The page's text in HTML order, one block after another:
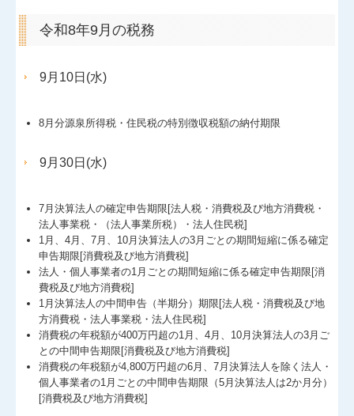
令和8年9月の税務
9月10日(水)
8月分源泉所得税・住民税の特別徴収税額の納付期限
9月30日(水)
7月決算法人の確定申告期限[法人税・消費税及び地方消費税・
法人事業税・（法人事業所税）・法人住民税]
1月、4月、7月、10月決算法人の3月ごとの期間短縮に係る確定
申告期限[消費税及び地方消費税]
法人・個人事業者の1月ごとの期間短縮に係る確定申告期限[消
費税及び地方消費税]
1月決算法人の中間申告（半期分）期限[法人税・消費税及び地
方消費税・法人事業税・法人住民税]
消費税の年税額が400万円超の1月、4月、10月決算法人の3月ご
との中間申告期限[消費税及び地方消費税]
消費税の年税額が4,800万円超の6月、7月決算法人を除く法人・
個人事業者の1月ごとの中間申告期限（5月決算法人は2か月分）
[消費税及び地方消費税]